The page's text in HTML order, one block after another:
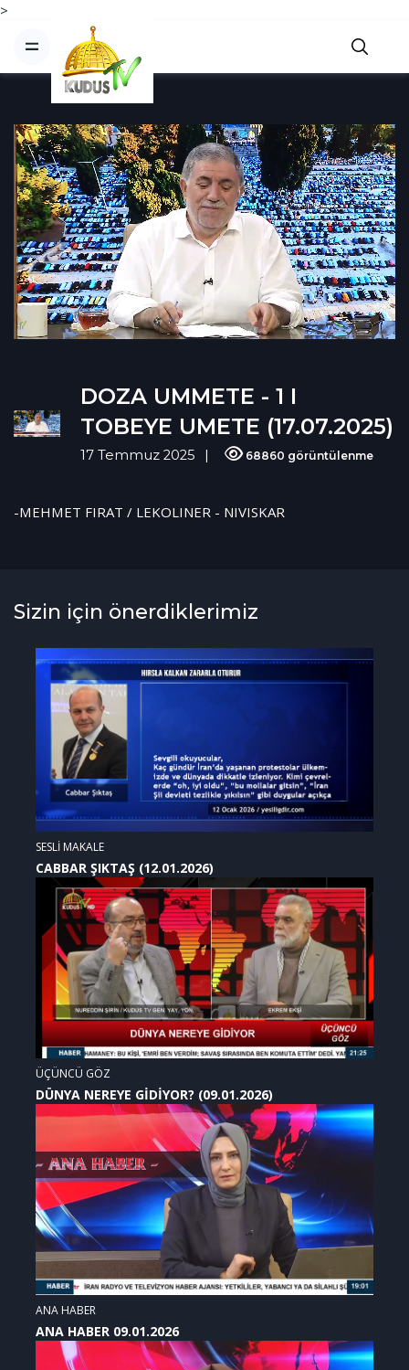
>
DOZA UMMETE - 1 I
TOBEYE UMETE (17.07.2025)
17 Temmuz 2025 68860 görüntülenme
-MEHMET FIRAT / LEKOLINER - NIVISKAR
Sizin için önerdiklerimiz
SESLİ MAKALE
CABBAR ŞIKTAŞ (12.01.2026)
ÜÇÜNCÜ GÖZ
DÜNYA NEREYE GİDİYOR? (09.01.2026)
ANA HABER
ANA HABER 09.01.2026